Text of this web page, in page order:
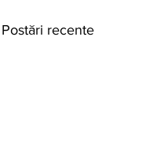
Postări recente